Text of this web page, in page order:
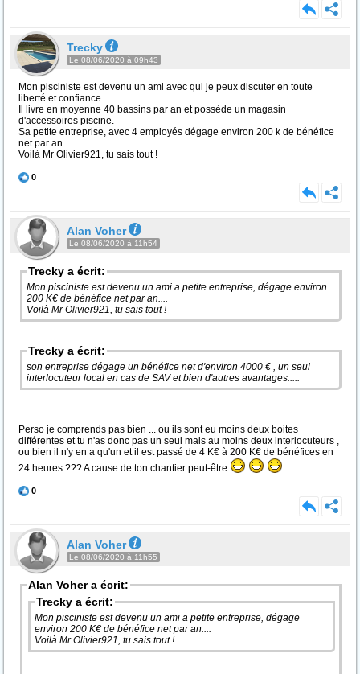
Trecky
Le 08/06/2020 à 09h43
Mon pisciniste est devenu un ami avec qui je peux discuter en toute
liberté et confiance.
Il livre en moyenne 40 bassins par an et possède un magasin
d'accessoires piscine.
Sa petite entreprise, avec 4 employés dégage environ 200 k de bénéfice
net par an....
Voilà Mr Olivier921, tu sais tout !
0
Alan Voher
Le 08/06/2020 à 11h54
Trecky a écrit:
Mon pisciniste est devenu un ami a petite entreprise, dégage environ
200 K€ de bénéfice net par an....
Voilà Mr Olivier921, tu sais tout !
Trecky a écrit:
son entreprise dégage un bénéfice net d'environ 4000 € , un seul
interlocuteur local en cas de SAV et bien d'autres avantages.....
Perso je comprends pas bien ... ou ils sont eu moins deux boites
différentes et tu n'as donc pas un seul mais au moins deux interlocuteurs ,
ou bien il n'y en a qu'un et il est passé de 4 K€ à 200 K€ de bénéfices en
24 heures ??? A cause de ton chantier peut-être
0
Alan Voher
Le 08/06/2020 à 11h55
Alan Voher a écrit:
Trecky a écrit:
Mon pisciniste est devenu un ami a petite entreprise, dégage
environ 200 K€ de bénéfice net par an....
Voilà Mr Olivier921, tu sais tout !